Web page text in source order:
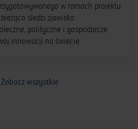
w ramach projektu
śledzi zjawiska
polityczne i gospodarcze
innowacji na świecie.
Zobacz wszystkie